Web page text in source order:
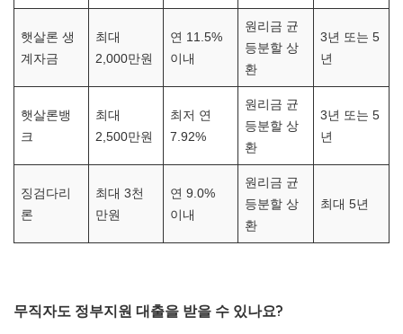
햇살론 생
계자금
최대
2,000만원
연 11.5%
이내
원리금 균
등분할 상
환
3년 또는 5
년
햇살론뱅
크
최대
2,500만원
최저 연
7.92%
원리금 균
등분할 상
환
3년 또는 5
년
징검다리
론
최대 3천
만원
연 9.0%
이내
원리금 균
등분할 상
환
최대 5년
무직자도 정부지원 대출을 받을 수 있나요?